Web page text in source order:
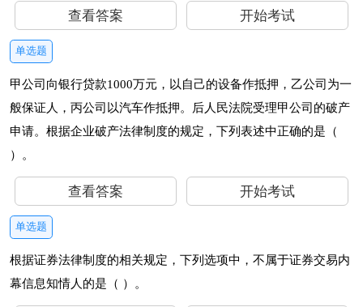
查看答案 开始考试
单选题
甲公司向银行贷款1000万元，以自己的设备作抵押，乙公司为一
般保证人，丙公司以汽车作抵押。后人民法院受理甲公司的破产
申请。根据企业破产法律制度的规定，下列表述中正确的是（
）。
查看答案 开始考试
单选题
根据证券法律制度的相关规定，下列选项中，不属于证券交易内
幕信息知情人的是（ ）。